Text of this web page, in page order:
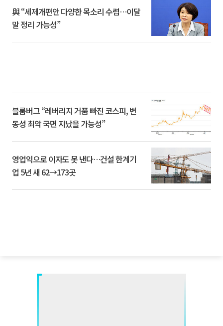
與 “세제개편안 다양한 목소리 수렴…이달
말 정리 가능성”
블룸버그 “레버리지 거품 빠진 코스피, 변
동성 최악 국면 지났을 가능성”
영업익으로 이자도 못 낸다…건설 한계기
업 5년 새 62→173곳